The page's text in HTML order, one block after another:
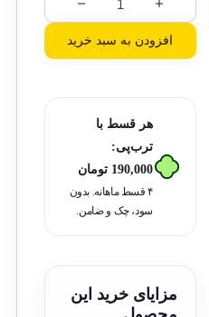
افزودن به سبد خرید
هر قسط با
ترب‌پی:
190,000 تومان
۴ قسط ماهانه. بدون
سود، چک و ضامن.
مزایای خرید این